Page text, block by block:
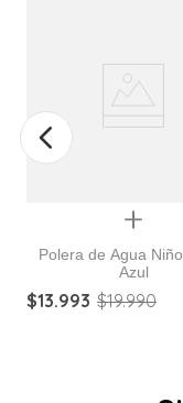
Quickview
Polera de Agua
Azul
$13.993 $19.990